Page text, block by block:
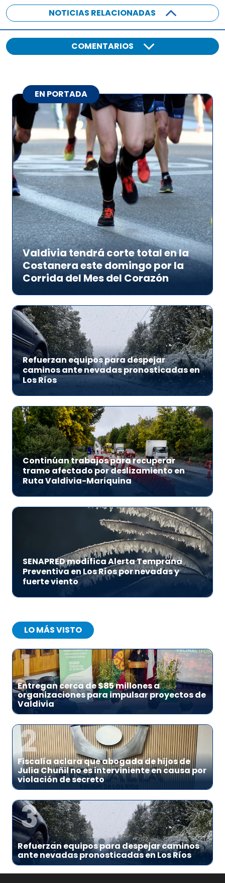
NOTICIAS RELACIONADAS
COMENTARIOS
EN PORTADA
Valdivia tendrá corte total en la
Costanera este domingo por la
Corrida del Mes del Corazón
Refuerzan equipos para despejar
caminos ante nevadas pronosticadas en
Los Ríos
Continúan trabajos para recuperar
tramo afectado por deslizamiento en
Ruta Valdivia-Mariquina
SENAPRED modifica Alerta Temprana
Preventiva en Los Ríos por nevadas y
fuerte viento
LO MÁS VISTO
1
Entregan cerca de $85 millones a
organizaciones para impulsar proyectos de
Valdivia
2
Fiscalía aclara que abogada de hijos de
Julia Chuñil no es interviniente en causa por
violación de secreto
3
Refuerzan equipos para despejar caminos
ante nevadas pronosticadas en Los Ríos